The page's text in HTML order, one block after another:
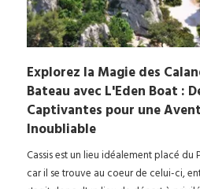
Explorez la Magie des
Bateau avec L'Eden Boat :
Captivantes pour une
Inoubliable
Cassis est un lieu idéalement placé du
car il se trouve au coeur de celui-ci,